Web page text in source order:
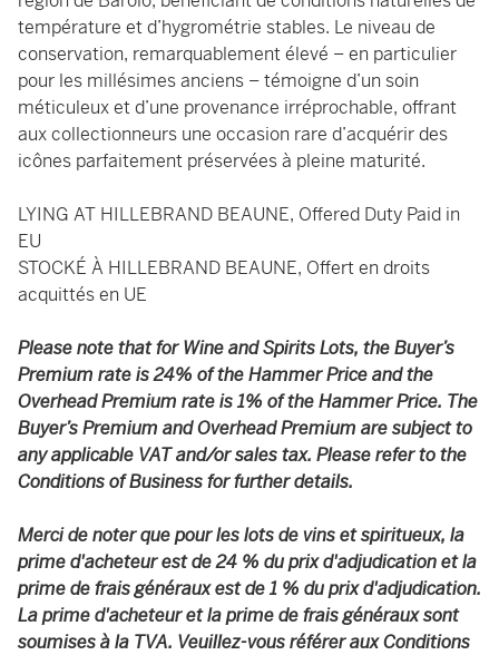
température et d’hygrométrie stables. Le niveau de
conservation, remarquablement élevé – en particulier
pour les millésimes anciens – témoigne d’un soin
méticuleux et d’une provenance irréprochable, offrant
aux collectionneurs une occasion rare d’acquérir des
icônes parfaitement préservées à pleine maturité.
LYING AT HILLEBRAND BEAUNE, Offered Duty Paid in
EU
STOCKÉ À HILLEBRAND BEAUNE, Offert en droits
acquittés en UE
Please note that for Wine and Spirits Lots, the Buyer’s
Premium rate is 24% of the Hammer Price and the
Overhead Premium rate is 1% of the Hammer Price. The
Buyer’s Premium and Overhead Premium are subject to
any applicable VAT and/or sales tax. Please refer to the
Conditions of Business for further details.
Merci de noter que pour les lots de vins et spiritueux, la
prime d'acheteur est de 24 % du prix d'adjudication et la
prime de frais généraux est de 1 % du prix d'adjudication.
La prime d'acheteur et la prime de frais généraux sont
soumises à la TVA. Veuillez-vous référer aux Conditions